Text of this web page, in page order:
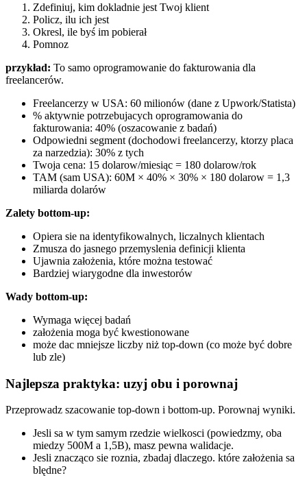
Zdefiniuj, kim dokladnie jest Twoj klient
Policz, ilu ich jest
Okresl, ile byś im pobierał
Pomnoz
przykład: To samo oprogramowanie do fakturowania dla
freelancerów.
Freelancerzy w USA: 60 milionów (dane z Upwork/Statista)
% aktywnie potrzebujacych oprogramowania do
fakturowania: 40% (oszacowanie z badań)
Odpowiedni segment (dochodowi freelancerzy, ktorzy placa
za narzedzia): 30% z tych
Twoja cena: 15 dolarow/miesiąc = 180 dolarow/rok
TAM (sam USA): 60M × 40% × 30% × 180 dolarow = 1,3
miliarda dolarów
Zalety bottom-up:
Opiera sie na identyfikowalnych, liczalnych klientach
Zmusza do jasnego przemyslenia definicji klienta
Ujawnia założenia, które można testować
Bardziej wiarygodne dla inwestorów
Wady bottom-up:
Wymaga więcej badań
założenia moga być kwestionowane
może dac mniejsze liczby niż top-down (co może być dobre
lub zle)
Najlepsza praktyka: uzyj obu i porownaj
Przeprowadz szacowanie top-down i bottom-up. Porownaj wyniki.
Jesli sa w tym samym rzedzie wielkosci (powiedzmy, oba
miedzy 500M a 1,5B), masz pewna walidacje.
Jesli znacząco sie roznia, zbadaj dlaczego. które założenia sa
blędne?